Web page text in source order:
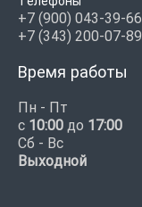
+7 (900) 043-39-66
+7 (343) 200-07-89
Время работы
Пн - Пт
с 10:00 до 17:00
Сб - Вс
Выходной